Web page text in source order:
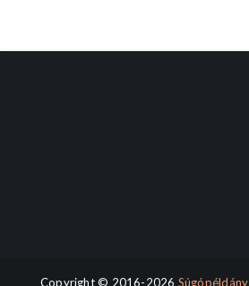
Copyright © 2016-2026 Súgópéldány